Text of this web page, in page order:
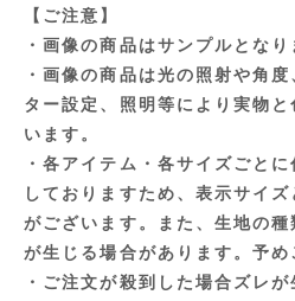
【ご注意】
・画像の商品はサンプルとなり
・画像の商品は光の照射や角
ター設定、照明等により実物
います。
・各アイテム・各サイズごと
しておりますため、表示サイ
がございます。また、生地の
が生じる場合があります。予め
・ご注文が殺到した場合ズレ